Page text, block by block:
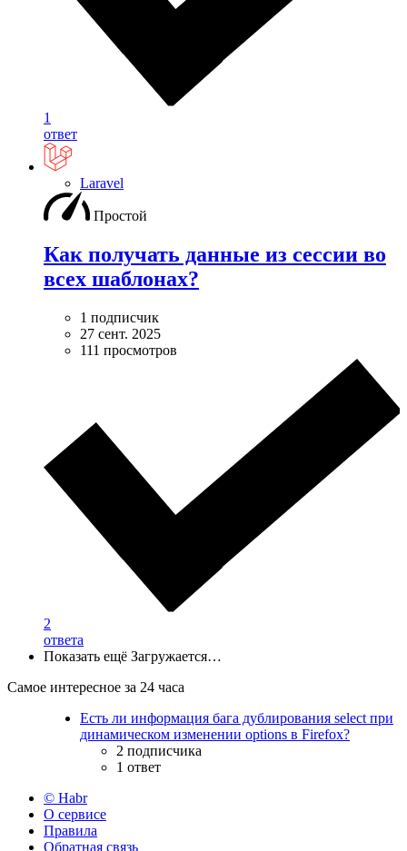
1
ответ
Laravel
Простой
Как получать данные из сессии во
всех шаблонах?
1 подписчик
27 сент. 2025
111 просмотров
2
ответа
Показать ещё Загружается…
Самое интересное за 24 часа
Есть ли информация бага дублирования select при
динамическом изменении options в Firefox?
2 подписчика
1 ответ
© Habr
О сервисе
Правила
Обратная связь